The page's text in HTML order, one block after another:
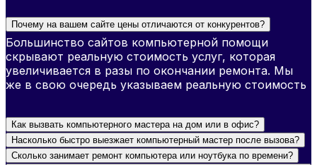
Почему на вашем сайте цены отличаются от конкурентов?
Большинство сайтов компьютерной помощи
скрывают реальную стоимость услуг, которая
увеличивается в разы по окончании ремонта. Мы
же в свою очередь указываем реальную стоимость
Как вызвать компьютерного мастера на дом или в офис?
Насколько быстро выезжает компьютерный мастер после вызова?
Сколько занимает ремонт компьютера или ноутбука по времени?